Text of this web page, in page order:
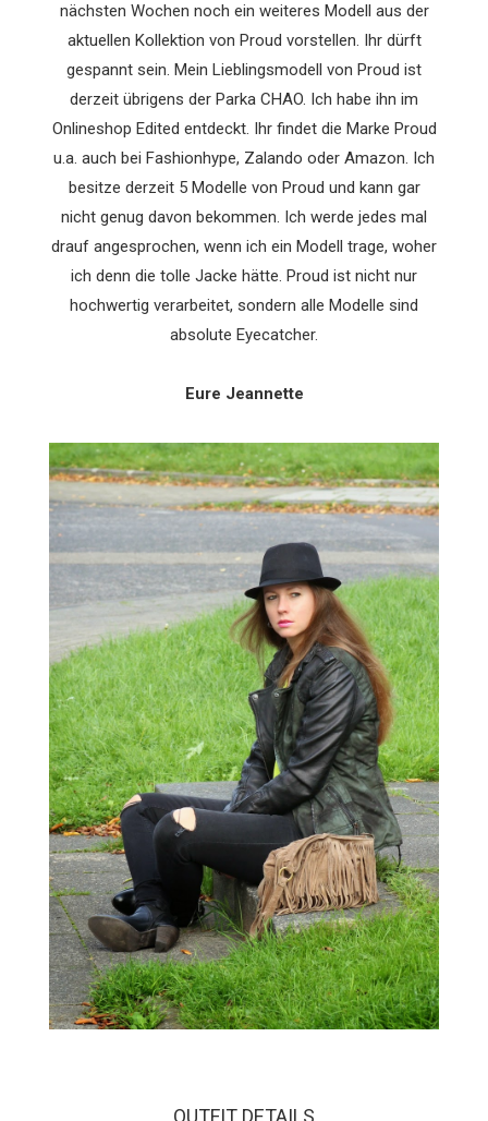
nächsten Wochen noch ein weiteres Modell aus der
aktuellen Kollektion von Proud vorstellen. Ihr dürft
gespannt sein. Mein Lieblingsmodell von Proud ist
derzeit übrigens der Parka CHAO. Ich habe ihn im
Onlineshop Edited entdeckt. Ihr findet die Marke Proud
u.a. auch bei Fashionhype, Zalando oder Amazon. Ich
besitze derzeit 5 Modelle von Proud und kann gar
nicht genug davon bekommen. Ich werde jedes mal
drauf angesprochen, wenn ich ein Modell trage, woher
ich denn die tolle Jacke hätte. Proud ist nicht nur
hochwertig verarbeitet, sondern alle Modelle sind
absolute Eyecatcher.
Eure Jeannette